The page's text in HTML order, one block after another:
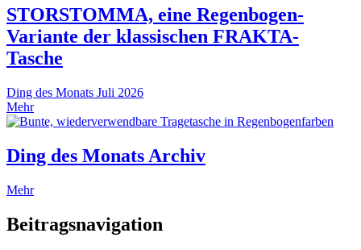
STORSTOMMA, eine Regenbogen-
Variante der klassischen FRAKTA-
Tasche
Ding des Monats Juli 2026
Mehr
Ding des Monats Archiv
Mehr
Beitragsnavigation